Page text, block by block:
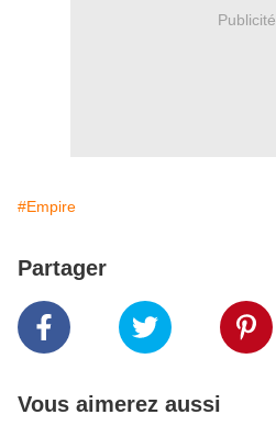
Publicité
#Empire
Partager
Vous aimerez aussi